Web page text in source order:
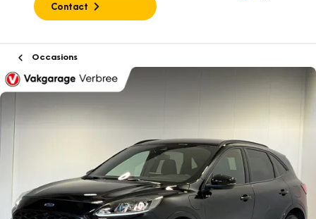
Contact
Occasions